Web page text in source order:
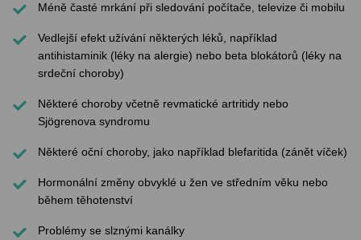
Méně časté mrkání při sledování počítače, televize či mobilu
Vedlejší efekt užívání některých léků, například
antihistaminik (léky na alergie) nebo beta blokátorů (léky na
srdeční choroby)
Některé choroby včetně revmatické artritidy nebo
Sjögrenova syndromu
Některé oční choroby, jako například blefaritida (zánět víček)
Hormonální změny obvyklé u žen ve středním věku nebo
během těhotenství
Problémy se slznými kanálky